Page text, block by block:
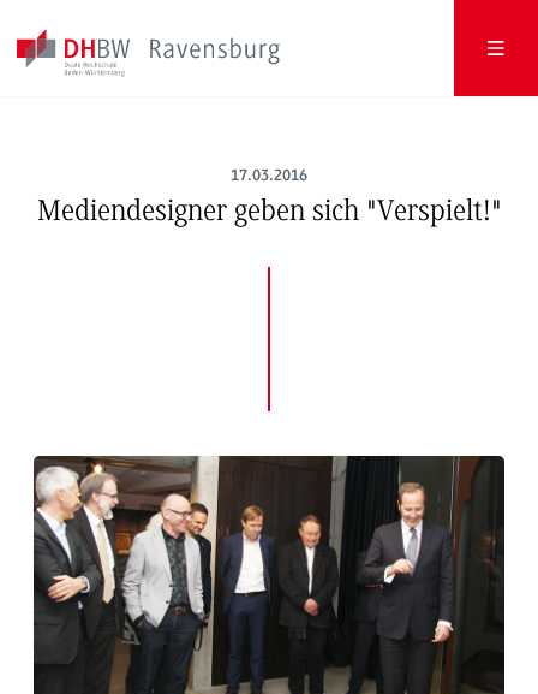
17.03.2016
Mediendesigner geben sich "Verspielt!"